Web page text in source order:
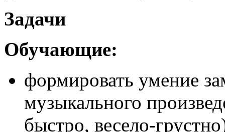
Задачи
Обучающие:
формировать умение
музыкального
быстро, весело-